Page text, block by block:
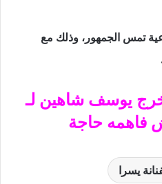
تمس الجمهور، وذلك مع
يوسف شاهين لـ
فاهمه حاجة
يسرا